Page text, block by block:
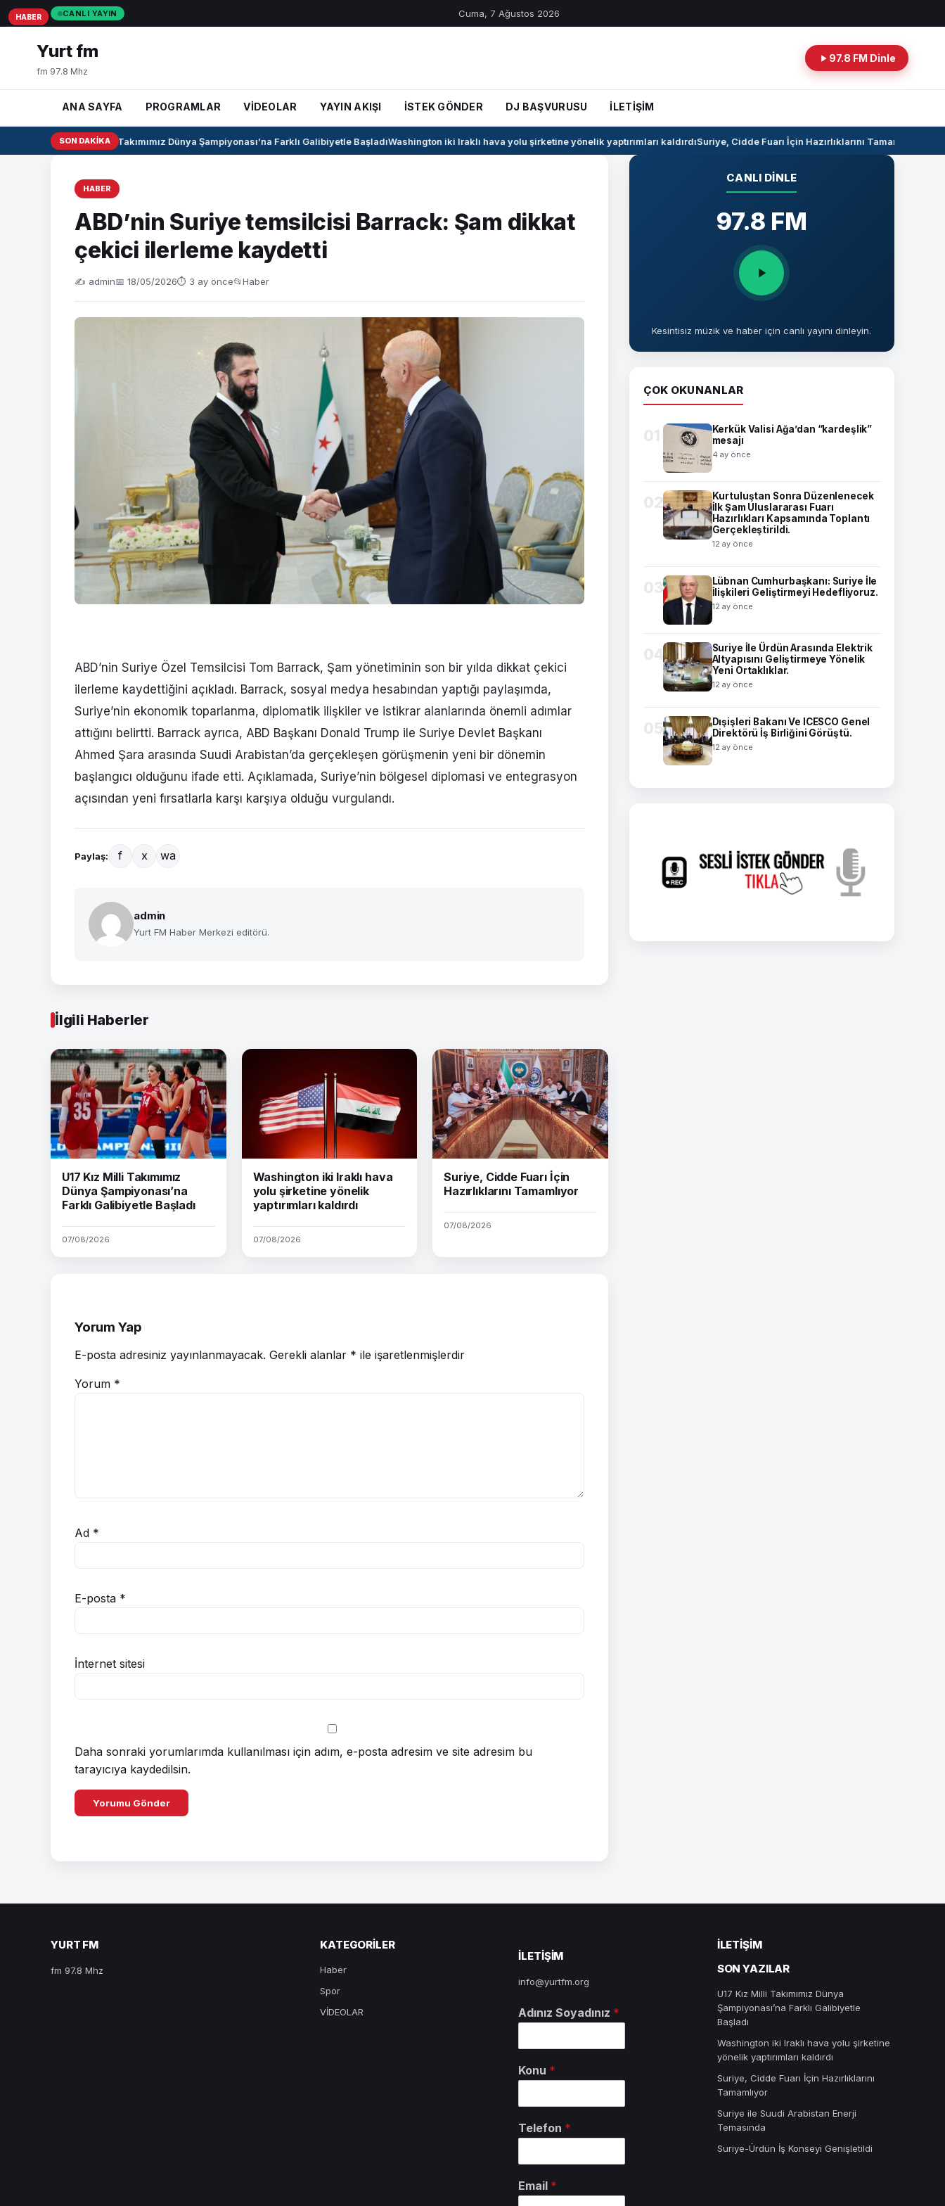
CANLI YAYIN Cuma, 7 Ağustos 2026
Yurt fm
fm 97.8 Mhz
97.8 FM Dinle
ANA SAYFA PROGRAMLAR VİDEOLAR YAYIN AKIŞI İSTEK GÖNDER DJ BAŞVURUSU İLETİŞİM
SON DAKIKA
U17 Kız Milli Takımımız Dünya Şampiyonası’na Farklı Galibiyetle BaşladıWashington iki Iraklı hava yolu şirketine yönelik yaptırımları kaldırdıSuriye, Cidde Fuarı İçin Hazırlıklarını Tamamlıyor
HABER
ABD’nin Suriye temsilcisi Barrack: Şam dikkat
çekici ilerleme kaydetti
✍️ admin📅 18/05/2026⏱ 3 ay önce📂Haber
ABD’nin Suriye Özel Temsilcisi Tom Barrack, Şam yönetiminin son bir yılda dikkat çekici
ilerleme kaydettiğini açıkladı. Barrack, sosyal medya hesabından yaptığı paylaşımda,
Suriye’nin ekonomik toparlanma, diplomatik ilişkiler ve istikrar alanlarında önemli adımlar
attığını belirtti. Barrack ayrıca, ABD Başkanı Donald Trump ile Suriye Devlet Başkanı
Ahmed Şara arasında Suudi Arabistan’da gerçekleşen görüşmenin yeni bir dönemin
başlangıcı olduğunu ifade etti. Açıklamada, Suriye’nin bölgesel diplomasi ve entegrasyon
açısından yeni fırsatlarla karşı karşıya olduğu vurgulandı.
Paylaş: f x wa
admin
Yurt FM Haber Merkezi editörü.
İlgili Haberler
HABER
U17 Kız Milli Takımımız
Dünya Şampiyonası’na
Farklı Galibiyetle Başladı
07/08/2026
HABER
Washington iki Iraklı hava
yolu şirketine yönelik
yaptırımları kaldırdı
07/08/2026
HABER
Suriye, Cidde Fuarı İçin
Hazırlıklarını Tamamlıyor
07/08/2026
Yorum Yap
E-posta adresiniz yayınlanmayacak. Gerekli alanlar * ile işaretlenmişlerdir
Yorum *
Ad *
E-posta *
İnternet sitesi
Daha sonraki yorumlarımda kullanılması için adım, e-posta adresim ve site adresim bu
tarayıcıya kaydedilsin.
CANLI DINLE
97.8 FM
Kesintisiz müzik ve haber için canlı yayını dinleyin.
ÇOK OKUNANLAR
01
Kerkük Valisi Ağa’dan “kardeşlik”
mesajı
4 ay önce
02
Kurtuluştan Sonra Düzenlenecek
İlk Şam Uluslararası Fuarı
Hazırlıkları Kapsamında Toplantı
Gerçekleştirildi.
12 ay önce
03
Lübnan Cumhurbaşkanı: Suriye İle
İlişkileri Geliştirmeyi Hedefliyoruz.
12 ay önce
04
Suriye İle Ürdün Arasında Elektrik
Altyapısını Geliştirmeye Yönelik
Yeni Ortaklıklar.
12 ay önce
05
Dışişleri Bakanı Ve ICESCO Genel
Direktörü İş Birliğini Görüştü.
12 ay önce
YURT FM
fm 97.8 Mhz
KATEGORILER
Haber
Spor
VİDEOLAR
ILETIŞIM
info@yurtfm.org
Adınız Soyadınız *
Konu *
Telefon *
Email *
İLETIŞIM
SON YAZILAR
U17 Kız Milli Takımımız Dünya
Şampiyonası’na Farklı Galibiyetle
Başladı
Washington iki Iraklı hava yolu şirketine
yönelik yaptırımları kaldırdı
Suriye, Cidde Fuarı İçin Hazırlıklarını
Tamamlıyor
Suriye ile Suudi Arabistan Enerji
Temasında
Suriye-Ürdün İş Konseyi Genişletildi